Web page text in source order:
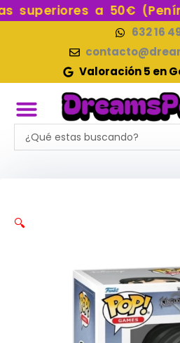
Ir
a 50€
632 16
Valoración 5 en
Search
...
🔍